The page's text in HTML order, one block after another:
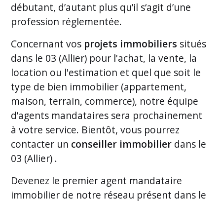
débutant, d’autant plus qu’il s‘agit d’une
profession réglementée.
Concernant vos projets immobiliers situés
dans le 03 (Allier) pour l'achat, la vente, la
location ou l'estimation et quel que soit le
type de bien immobilier (appartement,
maison, terrain, commerce), notre équipe
d’agents mandataires sera prochainement
à votre service. Bientôt, vous pourrez
contacter un conseiller immobilier dans le
03 (Allier) .
Devenez le premier agent mandataire
immobilier de notre réseau présent dans le